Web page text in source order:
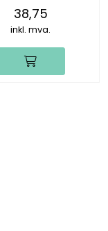
38,75
inkl. mva.